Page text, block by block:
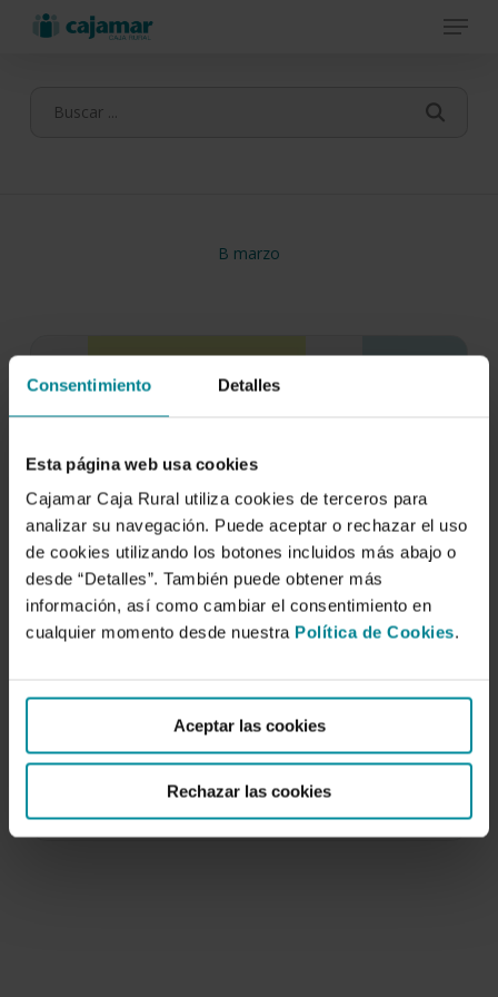
Consentimiento Detalles
Esta página web usa cookies
Cajamar Caja Rural utiliza cookies de terceros para
analizar su navegación. Puede aceptar o rechazar el uso
de cookies utilizando los botones incluidos más abajo o
desde “Detalles”. También puede obtener más
información, así como cambiar el consentimiento en
cualquier momento desde nuestra Política de Cookies.
Aceptar las cookies
Rechazar las cookies
Menu
B marzo
historia de la variedad Ohanes
6 de febrero de 2006
libro se entiende la forma en que,…